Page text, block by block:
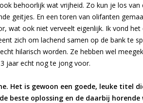
behoorlijk wat vrijheid. Zo kun je los
geitjes. En een toren van olifanten
wat ook niet verveelt eigenlijk. Ik vond
zich om lachend samen op de bank te
hilarisch worden. Ze hebben wel
jaar echt nog te jong voor.
Het is gewoon een goede, leuke titel
beste oplossing en de daarbij